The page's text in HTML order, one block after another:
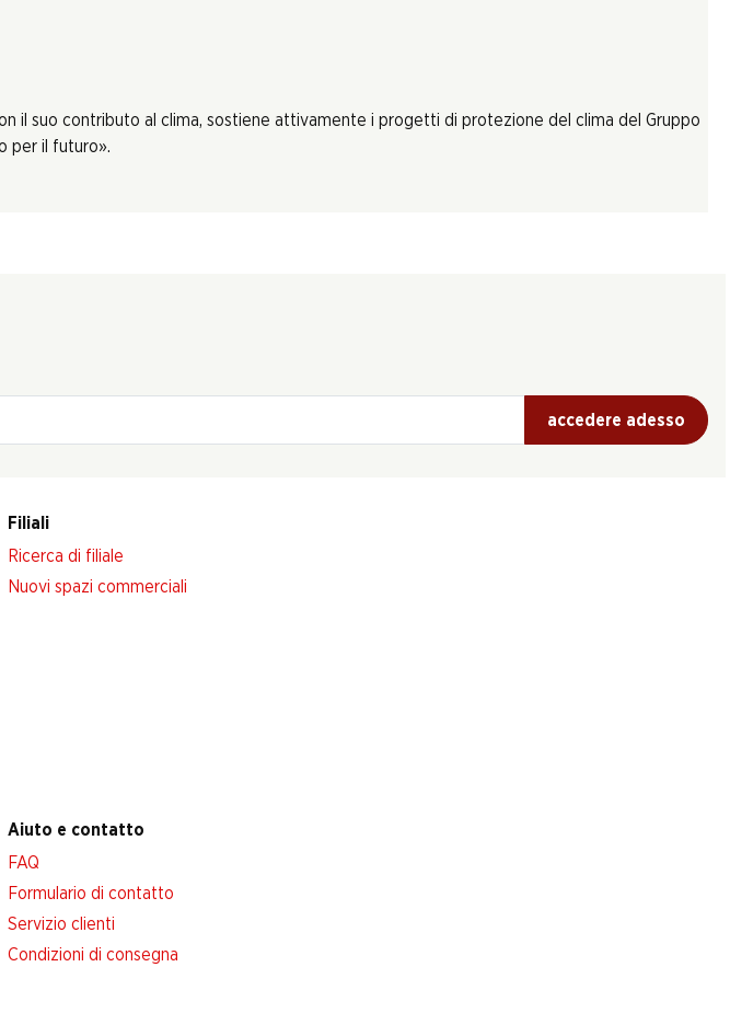
il suo contributo al clima, sostiene attivamente i progetti di protezione del clima del Gruppo
per il futuro».
accedere adesso
Filiali
Ricerca di filiale
Nuovi spazi commerciali
Aiuto e contatto
FAQ
Formulario di contatto
Servizio clienti
Condizioni di consegna